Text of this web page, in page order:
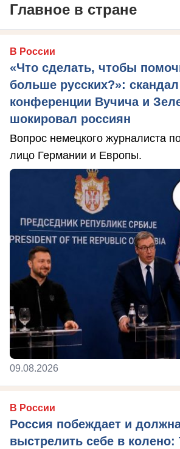
Главное в стране
В России
«Что сделать, чтобы
больше русских?»:
конференции Вучича и
шокировал россиян
Вопрос немецкого журналиста
лицо Германии и Европы.
09.08.2026
В России
Россия побеждает и
выстрелить себе в